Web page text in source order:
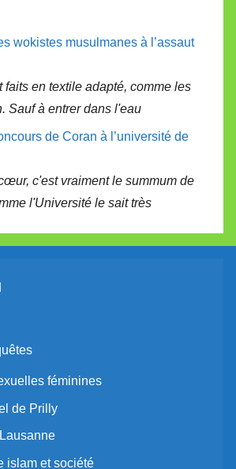
wokistes musulmanes à l’assaut
faits en textile adapté, comme les
Sauf à entrer dans l'eau
de Coran à l’université de
c'est vraiment le summum de
l'Université le sait très
féminines
de Prilly
islam et société